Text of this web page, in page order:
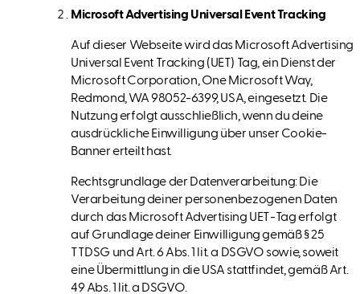
Microsoft Advertising Universal Event Tracking
Auf dieser Webseite wird das Microsoft Advertising
Universal Event Tracking (UET) Tag, ein Dienst der
Microsoft Corporation, One Microsoft Way,
Redmond, WA 98052-6399, USA, eingesetzt. Die
Nutzung erfolgt ausschließlich, wenn du deine
ausdrückliche Einwilligung über unser Cookie-
Banner erteilt hast.
Rechtsgrundlage der Datenverarbeitung: Die
Verarbeitung deiner personenbezogenen Daten
durch das Microsoft Advertising UET-Tag erfolgt
auf Grundlage deiner Einwilligung gemäß § 25
TTDSG und Art. 6 Abs. 1 lit. a DSGVO sowie, soweit
eine Übermittlung in die USA stattfindet, gemäß Art.
49 Abs. 1 lit. a DSGVO.